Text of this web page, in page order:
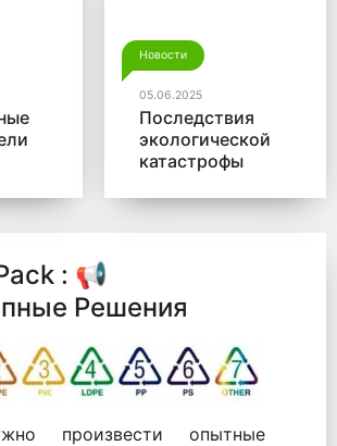
Новости
05.06.2025
Последствия
экологической
катастрофы
микробы от
: 📢
Решения
произвести опытные